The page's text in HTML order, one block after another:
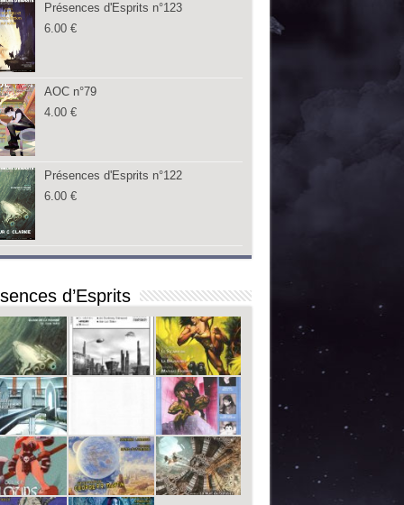
Présences d'Esprits n°123
6.00 €
AOC n°79
4.00 €
Présences d'Esprits n°122
6.00 €
d’Esprits